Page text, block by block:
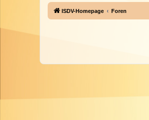
ISDV-Homepage Foren